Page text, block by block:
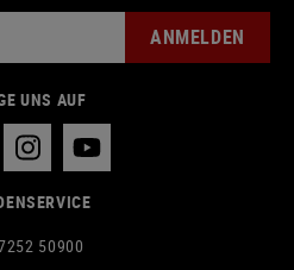
ANMELDEN
UNS AUF
50900